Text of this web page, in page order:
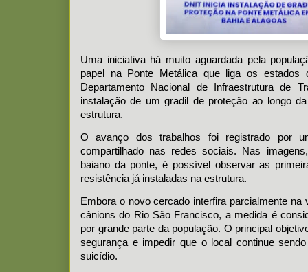
Uma iniciativa há muito aguardada pela
papel na Ponte Metálica que liga os
Departamento Nacional de Infraestrutura de
instalação de um gradil de proteção ao longo
estrutura.
O avanço dos trabalhos foi registrado por
compartilhado nas redes sociais. Nas
baiano da ponte, é possível observar as
resistência já instaladas na estrutura.
Embora o novo cercado interfira parcialmente na
cânions do Rio São Francisco, a medida é
por grande parte da população. O principal
segurança e impedir que o local continue
suicídio.